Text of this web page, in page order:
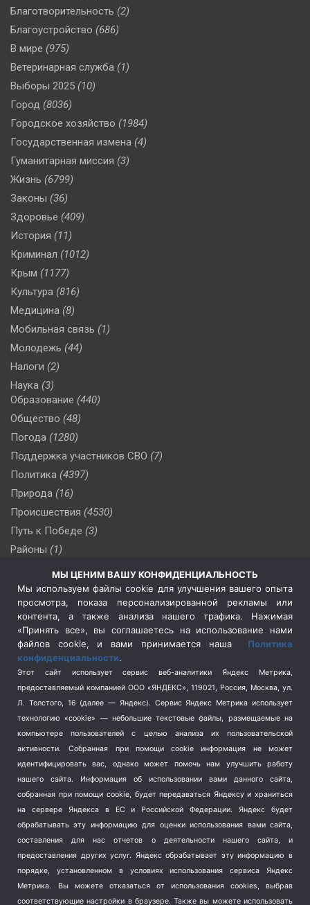
Благотворительность (2)
Благоустройство (686)
В мире (975)
Ветеринарная служба (1)
Выборы 2025 (10)
Город (8036)
Городское хозяйство (1984)
Государственная измена (4)
Гуманитарная миссия (3)
Жизнь (6799)
Законы (36)
Здоровье (409)
История (11)
Криминал (1012)
Крым (1177)
Культура (816)
Медицина (8)
Мобильная связь (1)
Молодежь (44)
Налоги (2)
Наука (3)
Образование (440)
Общество (48)
Погода (1280)
Поддержка участников СВО (7)
Политика (4397)
Природа (16)
Происшествия (4530)
Путь к Победе (3)
Районы (1)
(510)
Сельское хозяйство (3)
Социальная политика
(3)
Спецоперация в Украине
Спецоперация на Украине
(404)
Спорт (740)
Терроризм (1)
Транспорт (262)
Туризм (178)
Школа и спорт (2)
Экология (8)
Экономика (1172)
МЫ ЦЕНИМ ВАШУ КОНФИДЕНЦИАЛЬНОСТЬ
Мы используем файлы cookie для улучшения вашего опыта
просмотра, показа персонализированной рекламы или
контента, а также анализа нашего трафика. Нажимая
«Принять все», вы соглашаетесь на использование нами
файлов cookie, и вами принимается наша Политика
конфиденциальности.
Этот сайт использует сервис веб-аналитики Яндекс Метрика,
предоставляемый компанией ООО «ЯНДЕКС», 119021, Россия, Москва, ул.
Л. Толстого, 16 (далее — Яндекс). Сервис Яндекс Метрика использует
технологию «cookie» — небольшие текстовые файлы, размещаемые на
компьютере пользователей с целью анализа их пользовательской
активности.
Собранная при помощи cookie информация не может
идентифицировать вас, однако может помочь нам улучшить работу
нашего сайта. Информация об использовании вами данного сайта,
собранная при помощи cookie, будет передаваться Яндексу и храниться
на сервере Яндекса в ЕС и Российской Федерации. Яндекс будет
обрабатывать эту информацию для оценки использования вами сайта,
составления для нас отчетов о деятельности нашего сайта, и
предоставления других услуг. Яндекс обрабатывает эту информацию в
порядке, установленном в условиях использования сервиса Яндекс
Метрика.
Вы можете отказаться от использования cookies, выбрав
соответствующие настройки в браузере. Также вы можете использовать